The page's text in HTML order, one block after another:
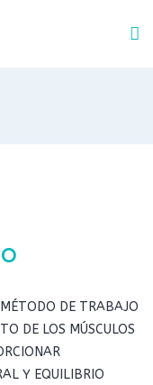
DE TRABAJO
DE LOS MÚSCULOS
Y EQUILIBRIO